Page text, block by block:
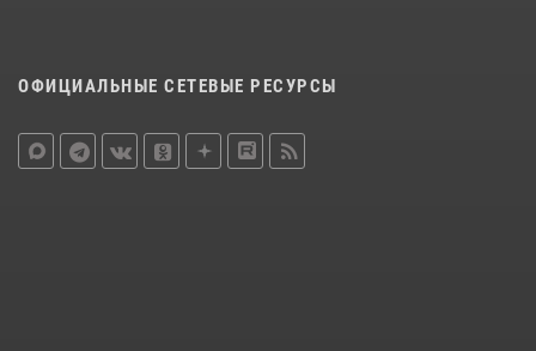
ОФИЦИАЛЬНЫЕ СЕТЕВЫЕ РЕСУРСЫ